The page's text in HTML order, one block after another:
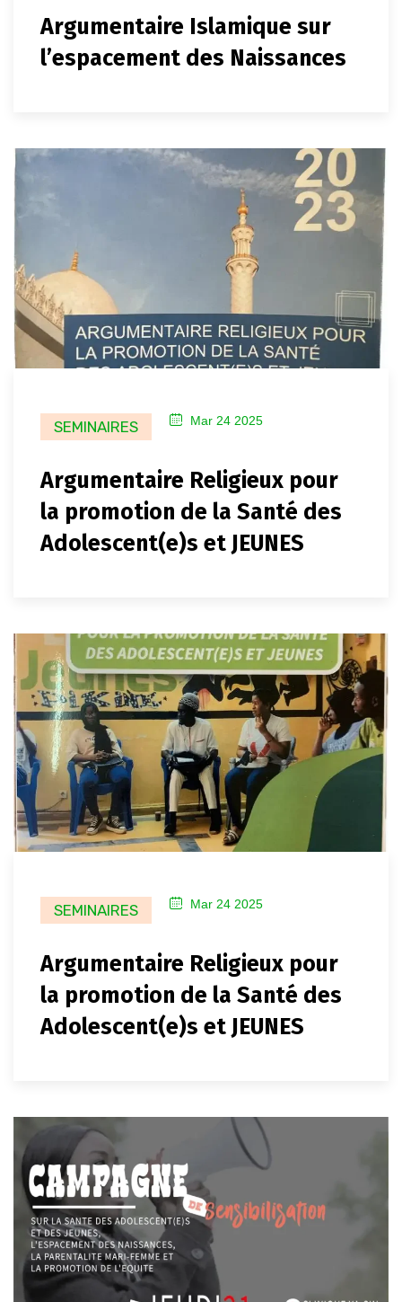
Argumentaire Islamique sur
l’espacement des Naissances
SEMINAIRES Mar 24 2025
Argumentaire Religieux pour
la promotion de la Santé des
Adolescent(e)s et JEUNES
SEMINAIRES Mar 24 2025
Argumentaire Religieux pour
la promotion de la Santé des
Adolescent(e)s et JEUNES